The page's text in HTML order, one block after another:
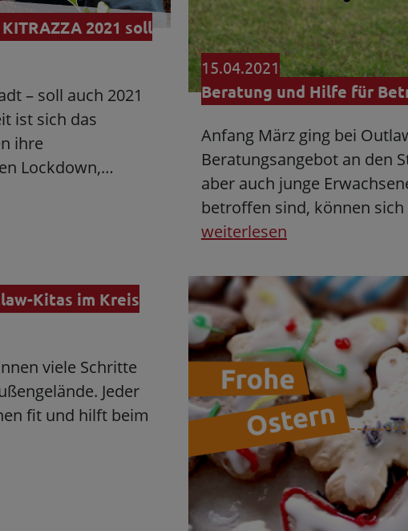
2021 soll
– soll auch 2021
ist sich das
ihre
Lockdown,…
15.04.2021
Beratung und Hilfe für
Anfang März ging bei
Beratungsangebot an den
aber auch junge
betroffen sind, können
weiterlesen
Kitas im Kreis
viele Schritte
Jeder
fit und hilft beim